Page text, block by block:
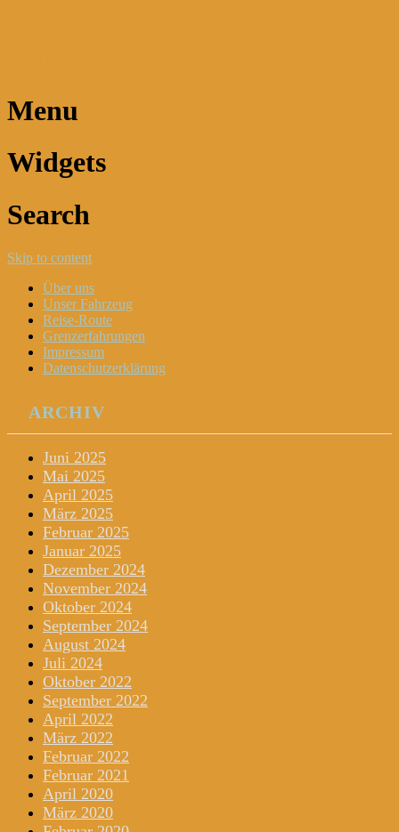
Menu
Widgets
Search
Skip to content
Über uns
Unser Fahrzeug
Reise-Route
Grenzerfahrungen
Impressum
Datenschutzerklärung
ARCHIV
Juni 2025
Mai 2025
April 2025
März 2025
Februar 2025
Januar 2025
Dezember 2024
November 2024
Oktober 2024
September 2024
August 2024
Juli 2024
Oktober 2022
September 2022
April 2022
März 2022
Februar 2022
Februar 2021
April 2020
März 2020